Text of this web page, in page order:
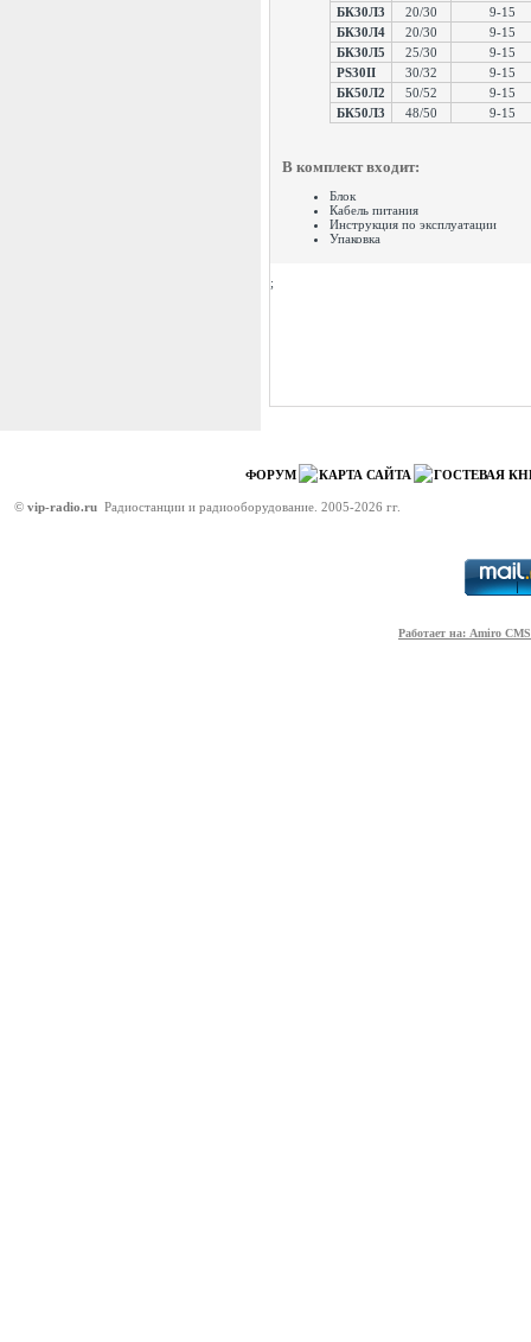
БК30Л3
20/30
9-15
БК30Л4
20/30
9-15
БК30Л5
25/30
9-15
PS30II
30/32
9-15
БК50Л2
50/52
9-15
БК50Л3
48/50 9-15
В комплект входит:
Блок
Кабель питания
Инструкция по эксплуатации
Упаковка
;
ФОРУМ КАРТА САЙТА ГОСТЕВАЯ
© vip-radio.ru Радиостанции и радиооборудование. 2005-2026 гг.
Работает на: Amiro CMS